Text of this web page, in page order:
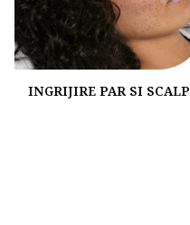
INGRIJIRE PAR SI SCALP